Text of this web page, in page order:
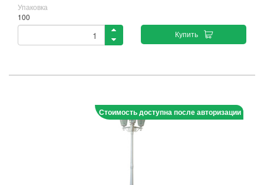
Упаковка
100
Купить
Стоимость доступна после авторизации